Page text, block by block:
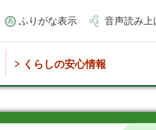
ふりがな表示 音声読み上
くらしの安心情報